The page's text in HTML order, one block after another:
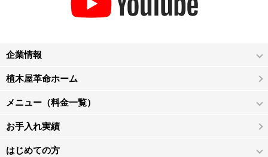
企業情報
植木屋革命ホーム
メニュー（料金一覧）
お手入れ実績
はじめての方